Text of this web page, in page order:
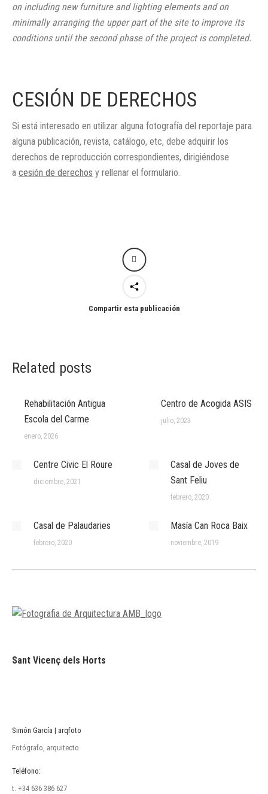
on including new furniture and lighting elements and on
minimally arranging the upper part of the site to improve its
conditions until the second phase of the project is completed.
CESIÓN DE DERECHOS
Si está interesado en utilizar alguna fotografía del reportaje para
alguna publicación, revista, catálogo, etc, debe adquirir los
derechos de reproducción correspondientes, dirigiéndose
a cesión de derechos y rellenar el formulario.
Compartir esta publicación
Related posts
Rehabilitación Antigua
Escola del Carme
enero, 2026
Centro de Acogida ASIS
julio, 2023
Centre Civic El Roure
diciembre, 2021
Casal de Joves de
Sant Feliu
febrero, 2020
Casal de Palaudaries
febrero, 2020
Masía Can Roca Baix
noviembre, 2019
Sant Vicenç dels Horts
Simón García | arqfoto
Fotógrafo, arquitecto
Teléfono:
t. +34 636 386 627